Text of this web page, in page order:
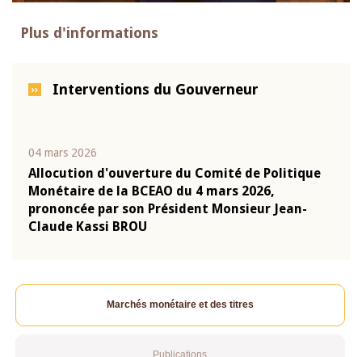
Plus d'informations
Interventions du Gouverneur
04 mars 2026
Allocution d'ouverture du Comité de Politique
Monétaire de la BCEAO du 4 mars 2026,
prononcée par son Président Monsieur Jean-
Claude Kassi BROU
Marchés monétaire et des titres
Publications